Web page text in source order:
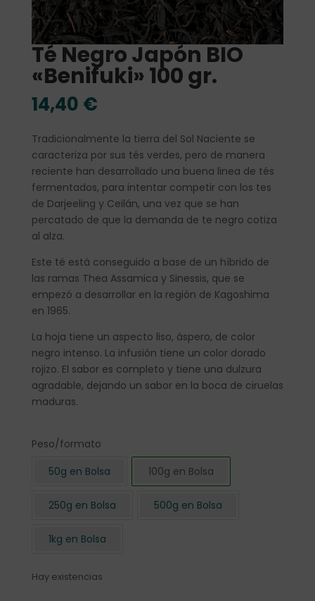
Té Negro Japón BIO
«Benifuki» 100 gr.
14,40 €
Tradicionalmente la tierra del Sol Naciente se
caracteriza por sus tés verdes, pero de manera
reciente han desarrollado una buena linea de tés
fermentados, para intentar competir con los tes
de Darjeeling y Ceilán, una vez que se han
percatado de que la demanda de te negro cotiza
al alza.
Este té está conseguido a base de un híbrido de
las ramas Thea Assamica y Sinessis, que se
empezó a desarrollar en la región de Kagoshima
en 1965.
La hoja tiene un aspecto liso, áspero, de color
negro intenso. La infusión tiene un color dorado
rojizo. El sabor es completo y tiene una dulzura
agradable, dejando un sabor en la boca de ciruelas
maduras.
Peso/formato
50g en Bolsa
100g en Bolsa
250g en Bolsa 500g en Bolsa
1kg en Bolsa
Hay existencias